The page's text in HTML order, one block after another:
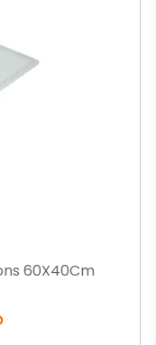
60X40Cm